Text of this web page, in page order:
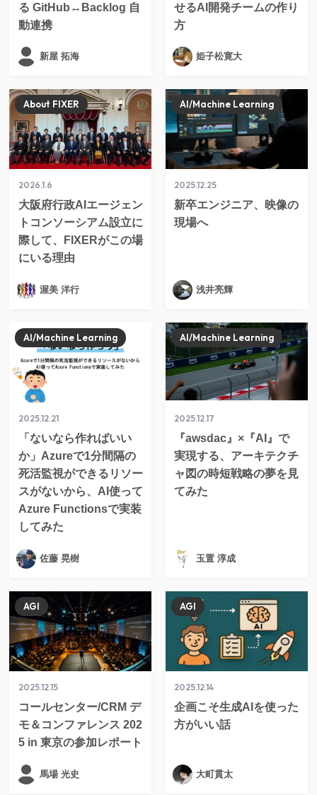
る GitHub↔Backlog 自
動連携
新屋 拓海
せるAI開発チームの作り
方
姫子松寛大
2026.1.6
大阪府行政AIエージェン
トコンソーシアム設立に
際して、FIXERがこの場
にいる理由
About FIXER
渥美 洋行
2025.12.25
新卒エンジニア、映像の
現場へ
AI/Machine Learning
浅井亮輝
2025.12.21
「ないなら作ればいい
か」Azureで1分間隔の
死活監視ができるリソー
スがないから、AI使って
Azure Functionsで実装
してみた
AI/Machine Learning
佐藤 晃樹
2025.12.17
『awsdac』×『AI』で
実現する、アーキテクチ
ャ図の時短戦略の夢を見
てみた
AI/Machine Learning
玉置 淳成
2025.12.15
コールセンター/CRM デ
モ＆コンファレンス 202
5 in 東京の参加レポート
AGI
馬場 光史
2025.12.14
企画こそ生成AIを使った
方がいい話
AGI
大町貫太